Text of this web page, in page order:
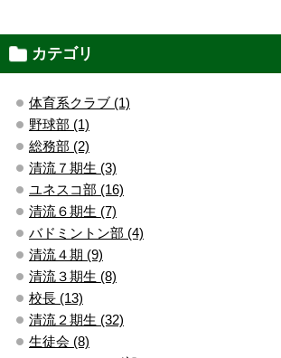
カテゴリ
体育系クラブ (1)
野球部 (1)
総務部 (2)
清流７期生 (3)
ユネスコ部 (16)
清流６期生 (7)
バドミントン部 (4)
清流４期 (9)
清流３期生 (8)
校長 (13)
清流２期生 (32)
生徒会 (8)